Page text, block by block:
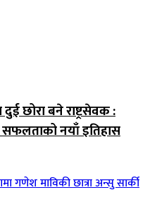
छोरा बने राष्ट्रसेवक :
नयाँ इतिहास